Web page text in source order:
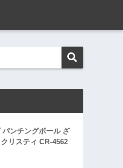
パンチングボール ざ
リスティ CR-4562